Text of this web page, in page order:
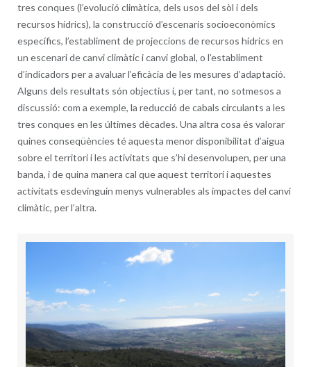
tres conques (l’evolució climàtica, dels usos del sòl i dels
recursos hídrics), la construcció d’escenaris socioeconòmics
específics, l’establiment de projeccions de recursos hídrics en
un escenari de canvi climàtic i canvi global, o l’establiment
d’indicadors per a avaluar l’eficàcia de les mesures d’adaptació.
Alguns dels resultats són objectius i, per tant, no sotmesos a
discussió: com a exemple, la reducció de cabals circulants a les
tres conques en les últimes dècades. Una altra cosa és valorar
quines conseqüències té aquesta menor disponibilitat d’aigua
sobre el territori i les activitats que s’hi desenvolupen, per una
banda, i de quina manera cal que aquest territori i aquestes
activitats esdevinguin menys vulnerables als impactes del canvi
climàtic, per l’altra.